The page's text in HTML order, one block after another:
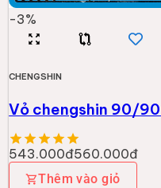
-3%
CHENGSHIN
Vỏ chengshin 90/
543.000đ560.000đ
Thêm vào giỏ